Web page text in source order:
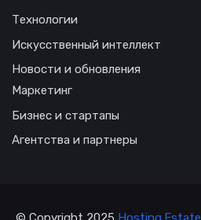
Технологии
Искусственный интеллект
Новости и обновления
Маркетинг
Бизнес и стартапы
Агентства и партнеры